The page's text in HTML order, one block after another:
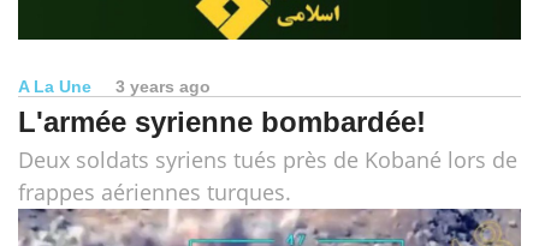
A La Une 3 years ago
L'armée syrienne bombardée!
Deux soldats syriens tués près de Kobané lors de
frappes aériennes turques.